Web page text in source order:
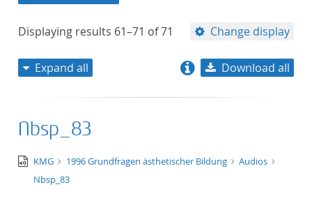
Displaying results 61–71 of71 Change display
title descending
Expand all Download all
Nbsp_83
audio/x-
wav
KMG 1996 Grundfragen ästhetischer Bildung
Audios
Nbsp_83